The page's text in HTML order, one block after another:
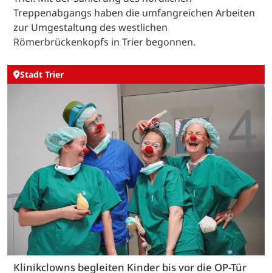
Treppenabgangs haben die umfangreichen Arbeiten
zur Umgestaltung des westlichen
Römerbrückenkopfs in Trier begonnen.
Stadt Trier
Klinikclowns begleiten Kinder bis vor die OP-Tür